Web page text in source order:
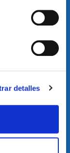
detalles
las últimas